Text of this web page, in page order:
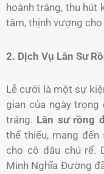
hoành tráng, thu hút
tâm, thịnh vượng
2. Dịch Vụ Lân Sư
Lễ cưới là một sự
gian của ngày trọng
tráng. Lân sư rồng
thể thiếu, mang
cho cô dâu chú rể.
Minh Nghĩa Đường